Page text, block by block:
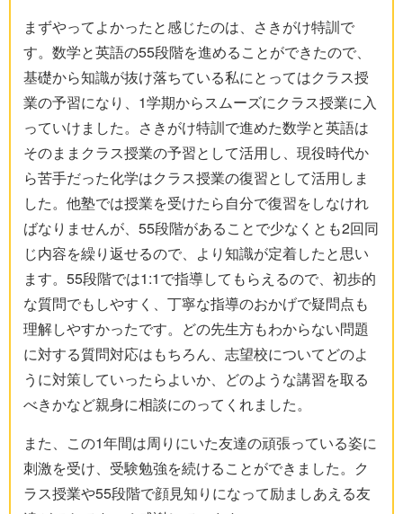
まずやってよかったと感じたのは、さきがけ特訓で
す。数学と英語の55段階を進めることができたので、
基礎から知識が抜け落ちている私にとってはクラス授
業の予習になり、1学期からスムーズにクラス授業に入
っていけました。さきがけ特訓で進めた数学と英語は
そのままクラス授業の予習として活用し、現役時代か
ら苦手だった化学はクラス授業の復習として活用しま
した。他塾では授業を受けたら自分で復習をしなけれ
ばなりませんが、55段階があることで少なくとも2回同
じ内容を繰り返せるので、より知識が定着したと思い
ます。55段階では1:1で指導してもらえるので、初歩的
な質問でもしやすく、丁寧な指導のおかげで疑問点も
理解しやすかったです。どの先生方もわからない問題
に対する質問対応はもちろん、志望校についてどのよ
うに対策していったらよいか、どのような講習を取る
べきかなど親身に相談にのってくれました。
また、この1年間は周りにいた友達の頑張っている姿に
刺激を受け、受験勉強を続けることができました。ク
ラス授業や55段階で顔見知りになって励ましあえる友